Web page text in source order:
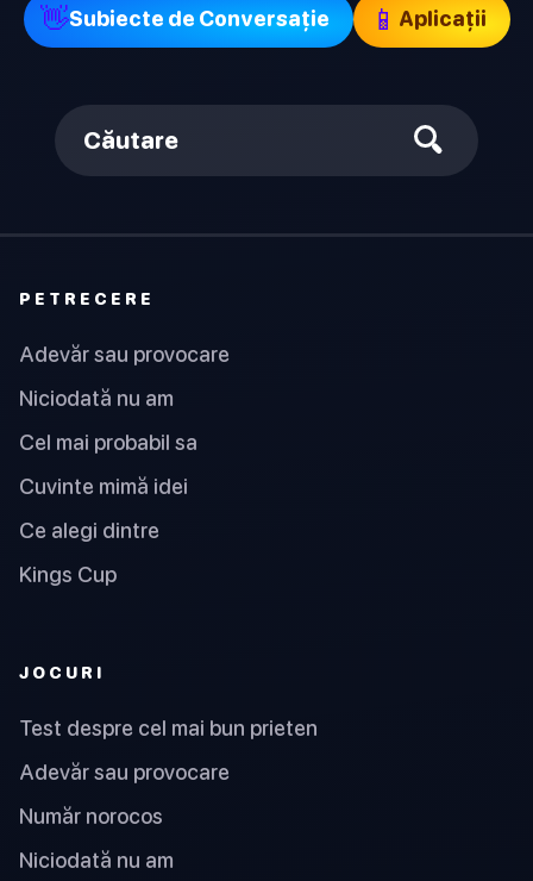
👋Subiecte de Conversație 📱 Aplicații
Căutare
PETRECERE
Adevăr sau provocare
Niciodată nu am
Cel mai probabil sa
Cuvinte mimă idei
Ce alegi dintre
Kings Cup
JOCURI
Test despre cel mai bun prieten
Adevăr sau provocare
Număr norocos
Niciodată nu am